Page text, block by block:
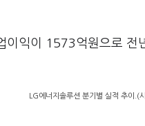
이익이 1573억원으로
LG에너지솔루션 분기별 실적 추이.(